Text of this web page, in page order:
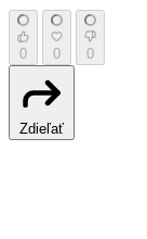
0 0 0
Zdieľať